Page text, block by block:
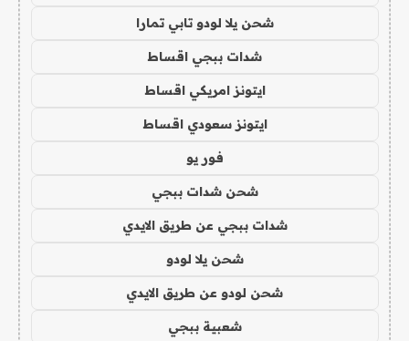
شحن يلا لودو تابي تمارا
شدات ببجي اقساط
ايتونز امريكي اقساط
ايتونز سعودي اقساط
فور يو
شحن شدات ببجي
شدات ببجي عن طريق الايدي
شحن يلا لودو
شحن لودو عن طريق الايدي
شعبية ببجي